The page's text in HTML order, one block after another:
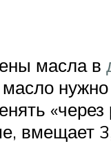
масла в
«через
вмещает